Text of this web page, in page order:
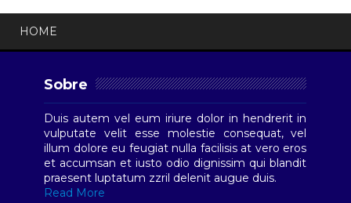
HOME
Sobre
Duis autem vel eum iriure dolor in hendrerit in
vulputate velit esse molestie consequat, vel
illum dolore eu feugiat nulla facilisis at vero eros
et accumsan et iusto odio dignissim qui blandit
praesent luptatum zzril delenit augue duis.
Read More